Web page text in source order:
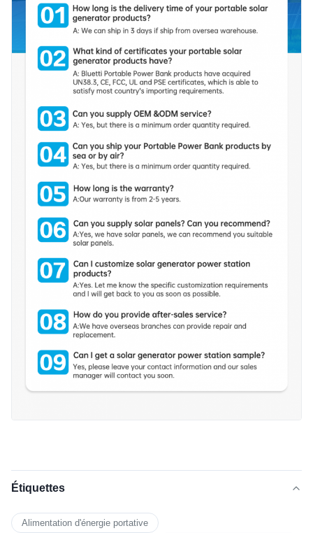
Étiquettes
Alimentation d'énergie portative